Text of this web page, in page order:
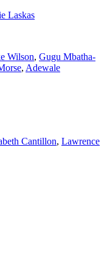
Laskas
Wilson, Gugu Mbatha-
, Adewale
Cantillon, Lawrence